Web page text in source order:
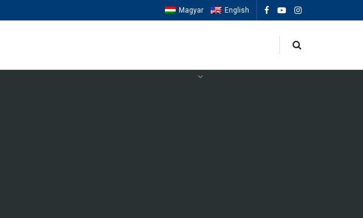
Magyar English
ESEMÉNYEK MACCABIAH 2025